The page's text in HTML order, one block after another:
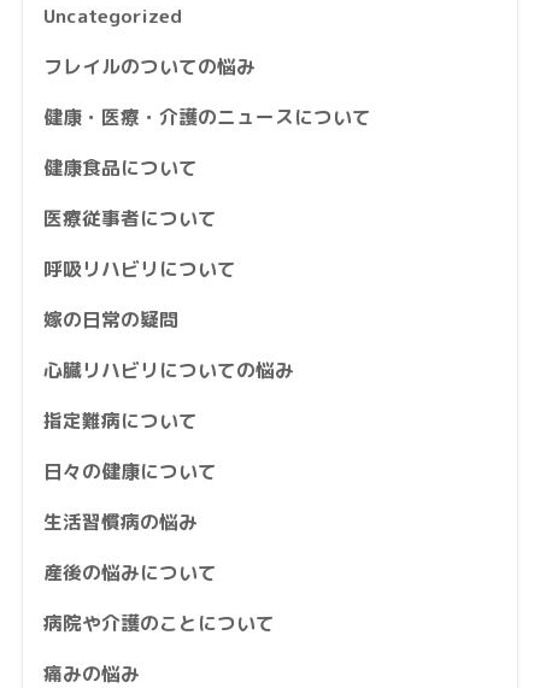
Uncategorized
フレイルのついての悩み
健康・医療・介護のニュースについて
健康食品について
医療従事者について
呼吸リハビリについて
嫁の日常の疑問
心臓リハビリについての悩み
指定難病について
日々の健康について
生活習慣病の悩み
産後の悩みについて
病院や介護のことについて
痛みの悩み